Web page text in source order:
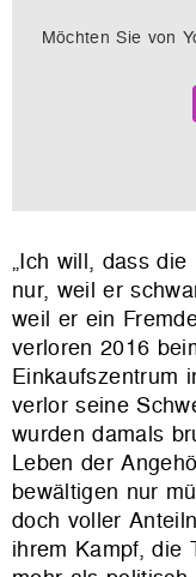
Möchten Sie von
„Ich will, dass
nur, weil er
weil er ein
verloren 2016
Einkaufszentrum
verlor seine
wurden damals
Leben der
bewältigen nur
doch voller
ihrem Kampf, die